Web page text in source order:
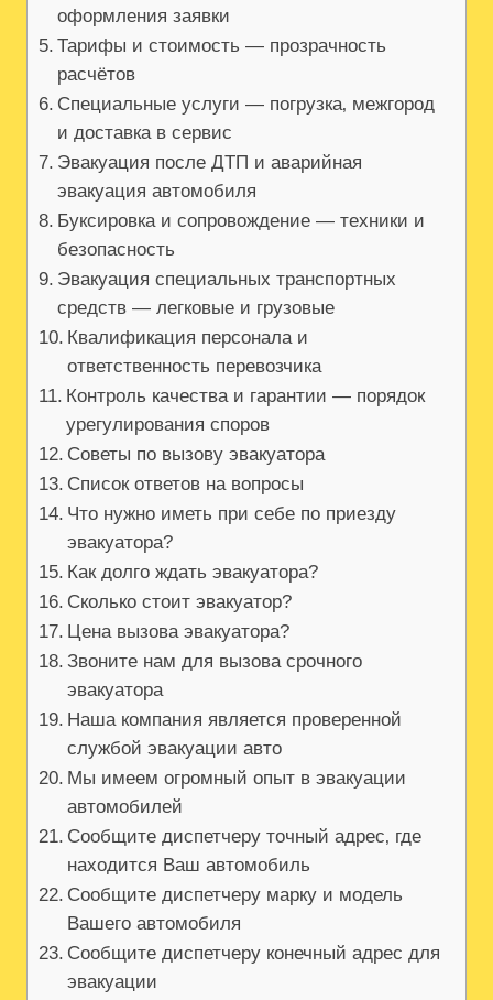
оформления заявки
Тарифы и стоимость — прозрачность
расчётов
Специальные услуги — погрузка‚ межгород
и доставка в сервис
Эвакуация после ДТП и аварийная
эвакуация автомобиля
Буксировка и сопровождение — техники и
безопасность
Эвакуация специальных транспортных
средств — легковые и грузовые
Квалификация персонала и
ответственность перевозчика
Контроль качества и гарантии — порядок
урегулирования споров
Советы по вызову эвакуатора
Список ответов на вопросы
Что нужно иметь при себе по приезду
эвакуатора?
Как долго ждать эвакуатора?
Сколько стоит эвакуатор?
Цена вызова эвакуатора?
Звоните нам для вызова срочного
эвакуатора
Наша компания является проверенной
службой эвакуации авто
Мы имеем огромный опыт в эвакуации
автомобилей
Сообщите диспетчеру точный адрес‚ где
находится Ваш автомобиль
Сообщите диспетчеру марку и модель
Вашего автомобиля
Сообщите диспетчеру конечный адрес для
эвакуации